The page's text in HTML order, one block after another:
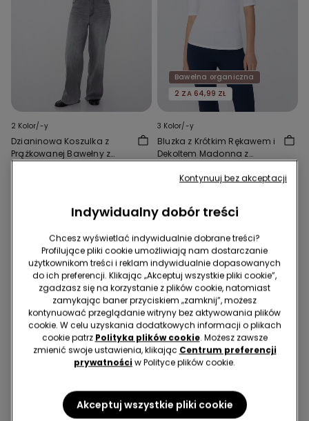
2 Kolor/-y
Dzianinowa Koszulka z
Prążkowanej Bawełny z
Bawełna organiczna
2 ZA 64,99 ZŁ
3 Kolor/-y
Bluzka z Krótkim Rękawem i
Dekoltem Madonna z
Bawełna organiczna
2 ZA 49,99 ZŁ
Indywidualny dobór treści
Chcesz wyświetlać indywidualnie dobrane treści?
Profilujące pliki cookie umożliwiają nam dostarczanie
użytkownikom treści i reklam indywidualnie dopasowanych
do ich preferencji. Klikając „Akceptuj wszystkie pliki cookie”,
zgadzasz się na korzystanie z plików cookie, natomiast
zamykając baner przyciskiem „zamknij”, możesz
kontynuować przeglądanie witryny bez aktywowania plików
cookie. W celu uzyskania dodatkowych informacji o plikach
cookie patrz Polityka plików cookie. Możesz zawsze
zmienić swoje ustawienia, klikając Centrum preferencji
prywatności w Polityce plików cookie.
Akceptuj wszystkie pliki cookie
Kontynuuj bez akceptacji